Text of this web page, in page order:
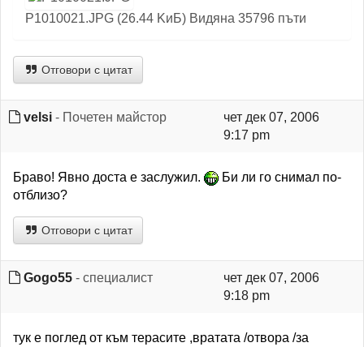
P1010021.JPG (26.44 KиБ) Видяна 35796 пъти
Отговори с цитат
velsi - Почетен майстор
чет дек 07, 2006
9:17 pm
Браво! Явно доста е заслужил.
Би ли го снимал по-
отблизо?
Отговори с цитат
Gogo55 - специалист
чет дек 07, 2006
9:18 pm
тук е поглед от към терасите ,вратата /отвора /за